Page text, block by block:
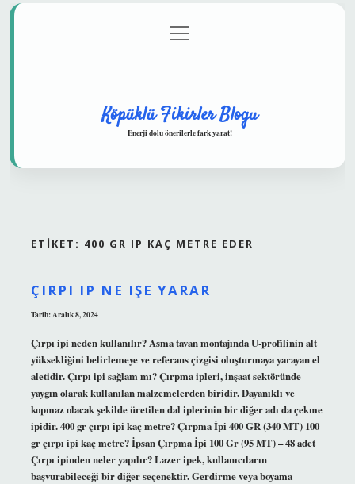
Gizlilik Politikası
menüyü
aç
Köpüklü Fikirler Blogu
Enerji dolu önerilerle fark yarat!
ETIKET: 400 GR IP KAÇ METRE EDER
ÇIRPI IP NE IŞE YARAR
Tarih: Aralık 8, 2024
Çırpı ipi neden kullanılır? Asma tavan montajında ​​U-profilinin alt
yüksekliğini belirlemeye ve referans çizgisi oluşturmaya yarayan el
aletidir. Çırpı ipi sağlam mı? Çırpma ipleri, inşaat sektöründe
yaygın olarak kullanılan malzemelerden biridir. Dayanıklı ve
kopmaz olacak şekilde üretilen dal iplerinin bir diğer adı da çekme
ipidir. 400 gr çırpı ipi kaç metre? Çırpma İpi 400 GR (340 MT) 100
gr çırpı ipi kaç metre? İpsan Çırpma İpi 100 Gr (95 MT) – 48 adet
Çırpı ipinden neler yapılır? Lazer ipek, kullanıcıların
başvurabileceği bir diğer seçenektir. Gerdirme veya boyama